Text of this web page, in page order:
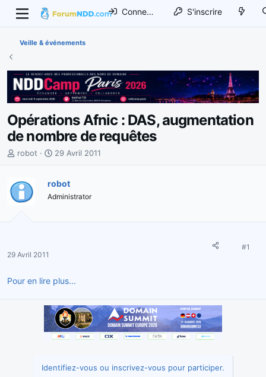
Connexion S'inscrire
Veille & événements
Opérations Afnic : DAS, augmentation
de nombre de requêtes
I
t
i
r
e
robot
D
e
d
29 Avril 2011
robot
Administrator
29 Avril 2011
#1
Pour en lire plus...
Identifiez-vous ou inscrivez-vous pour participer.